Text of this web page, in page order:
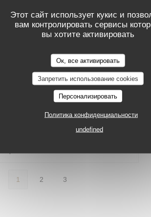
Этот сайт использует кукис и
вам контролировать сервисы
вы хотите активировать
Ок, все активировать
Запретить использование cookies
Персонализировать
Политика конфиденциальности
undefined
Merci pour ce retour aussi généreux !
équipe vous a autant marqué nous fait
leur transmettra avec joie ! À très
L'équipe du Procope
- ГОСТИ 2
АТМОСФЕРА: 4/5 МЕНЮ: 5/5 ЦЕНА /
ответил(а) на этот отзыв
pour ce beau retour ! Nous sommes
vous ait autant plu. Pour le rapport
remarque est bien notée. À très bientôt
1 2 3